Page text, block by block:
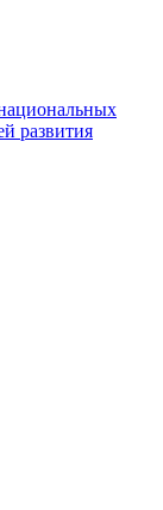
развития